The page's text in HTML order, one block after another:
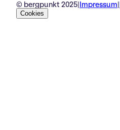
© bergpunkt 2025 Impressum
Cookies